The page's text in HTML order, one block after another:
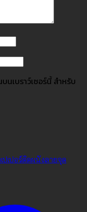
นเบราว์เซอร์นี้ สำหรับ